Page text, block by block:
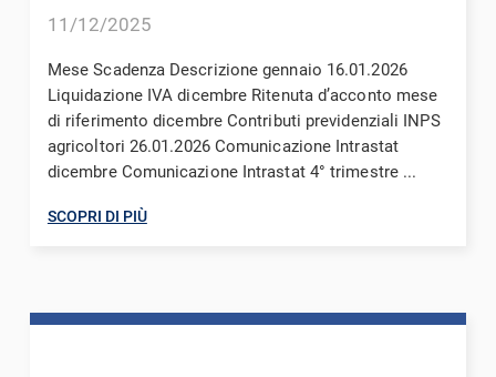
11/12/2025
Mese Scadenza Descrizione gennaio 16.01.2026
Liquidazione IVA dicembre Ritenuta d’acconto mese
di riferimento dicembre Contributi previdenziali INPS
agricoltori 26.01.2026 Comunicazione Intrastat
dicembre Comunicazione Intrastat 4° trimestre ...
SCOPRI DI PIÙ